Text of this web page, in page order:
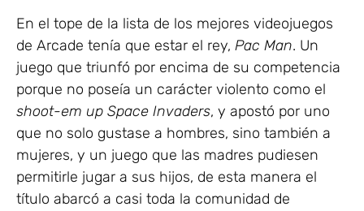
En el tope de la lista de los mejores videojuegos
de Arcade tenía que estar el rey, Pac Man. Un
juego que triunfó por encima de su competencia
porque no poseía un carácter violento como el
shoot-em up Space Invaders, y apostó por uno
que no solo gustase a hombres, sino también a
mujeres, y un juego que las madres pudiesen
permitirle jugar a sus hijos, de esta manera el
título abarcó a casi toda la comunidad de